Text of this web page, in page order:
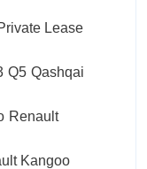
Lease
Q5 Qashqai
Renault
Kangoo